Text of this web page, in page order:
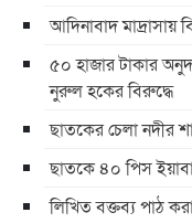
আদিনাবাদ মাদ্রাসায়
৫০ হাজার টাকার
নুরুল হকের বিরুদ্ধে
ছাতকের চেলা নদীর
ছাতকে ৪০ পিস
লিখিত বক্তব্য পাঠ